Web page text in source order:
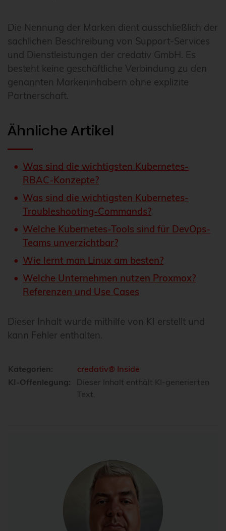
Die Nennung der Marken dient ausschließlich der
sachlichen Beschreibung von Support-Services
und Dienstleistungen der credativ GmbH. Es
besteht keine geschäftliche Verbindung zu den
genannten Markeninhabern ohne explizite
Partnerschaft.
Ähnliche Artikel
Was sind die wichtigsten Kubernetes-
RBAC-Konzepte?
Was sind die wichtigsten Kubernetes-
Troubleshooting-Commands?
Welche Kubernetes-Tools sind für DevOps-
Teams unverzichtbar?
Wie lernt man Linux am besten?
Welche Unternehmen nutzen Proxmox?
Referenzen und Use Cases
Dieser Inhalt wurde mithilfe von KI erstellt und
kann Fehler enthalten.
Kategorien:
credativ® Inside
KI-Offenlegung:
Dieser Inhalt enthält KI-generierten
Text.